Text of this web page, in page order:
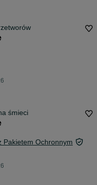
śmieci
Pakietem Ochronnym